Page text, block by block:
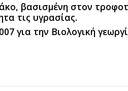
βασισμένη στον
τις υγρασίας.
για την Βιολογική